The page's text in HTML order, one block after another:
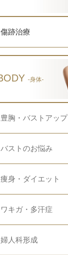
傷跡治療
-身体-
豊胸・バストアップ
バストのお悩み
痩身・ダイエット
ワキガ・多汗症
婦人科形成